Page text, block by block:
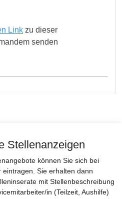
Link zu dieser
senden
Stellenanzeigen
können Sie sich bei
Sie erhalten dann
mit Stellenbeschreibung
in (Teilzeit, Aushilfe)